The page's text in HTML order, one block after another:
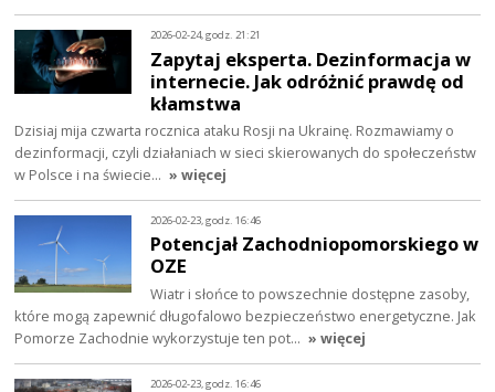
2026-02-24, godz. 21:21
Zapytaj eksperta. Dezinformacja w
internecie. Jak odróżnić prawdę od
kłamstwa
Dzisiaj mija czwarta rocznica ataku Rosji na Ukrainę. Rozmawiamy o
dezinformacji, czyli działaniach w sieci skierowanych do społeczeństw
w Polsce i na świecie… » więcej
2026-02-23, godz. 16:46
Potencjał Zachodniopomorskiego w
OZE
Wiatr i słońce to powszechnie dostępne zasoby,
które mogą zapewnić długofalowo bezpieczeństwo energetyczne. Jak
Pomorze Zachodnie wykorzystuje ten pot… » więcej
2026-02-23, godz. 16:46